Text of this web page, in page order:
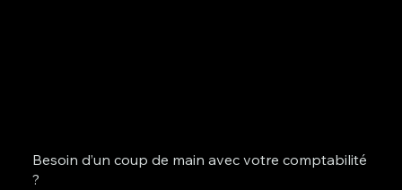
Besoin d’un coup de main avec votre comptabilité
?